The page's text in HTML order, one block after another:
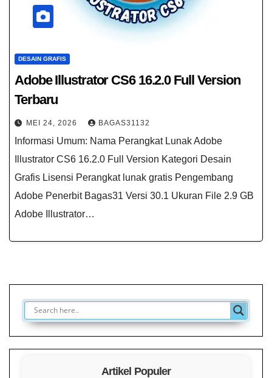
DESAIN GRAFIS
Adobe Illustrator CS6 16.2.0 Full Version
Terbaru
MEI 24, 2026 BAGAS31132
Informasi Umum: Nama Perangkat Lunak Adobe
Illustrator CS6 16.2.0 Full Version Kategori Desain
Grafis Lisensi Perangkat lunak gratis Pengembang
Adobe Penerbit Bagas31 Versi 30.1 Ukuran File 2.9 GB
Adobe Illustrator…
Artikel Populer